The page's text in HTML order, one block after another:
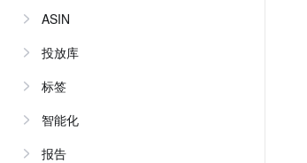
ASIN
投放库
标签
智能化
报告